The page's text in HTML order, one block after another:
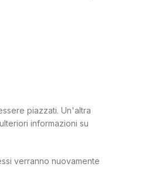
piazzati. Un'altra
informazioni su
verranno nuovamente